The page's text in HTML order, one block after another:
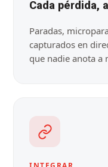
Cada pérdida,
Paradas,
capturados en
que nadie anota a